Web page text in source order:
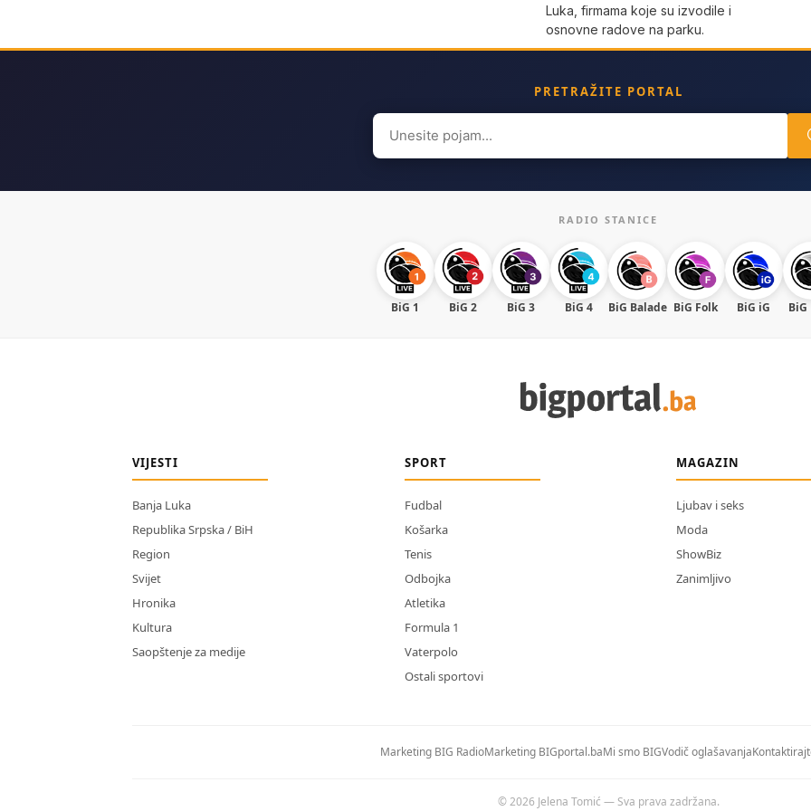
Luka, firmama koje su izvodile i
osnovne radove na parku.
PRETRAŽITE PORTAL
Search
for:
RADIO STANICE
BiG 1 BiG 2 BiG 3 BiG 4 BiG Balade BiG Folk BiG iG BiG
VIJESTI
Banja Luka
Republika Srpska / BiH
Region
Svijet
Hronika
Kultura
Saopštenje za medije
SPORT
Fudbal
Košarka
Tenis
Odbojka
Atletika
Formula 1
Vaterpolo
Ostali sportovi
MAGAZIN
Ljubav i seks
Moda
ShowBiz
Zanimljivo
Marketing BIG RadioMarketing BIGportal.baMi smo BIGVodič oglašavanja
© 2026 Jelena Tomić — Sva prava zadržana.